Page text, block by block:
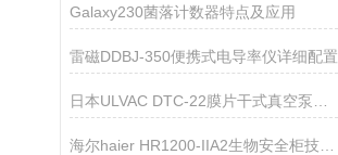
Galaxy230菌落计数器特点及应用
雷磁DDBJ-350便携式电导率仪详细配置
海尔haier HR1200-IIA2生物安全柜技术资料